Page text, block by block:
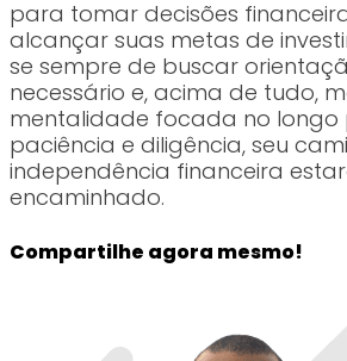
para tomar decisões
alcançar suas metas de
se sempre de buscar
necessário e, acima de tudo,
mentalidade focada no longo
paciência e diligência, seu
independência financeira
encaminhado.
Compartilhe agora mesmo!